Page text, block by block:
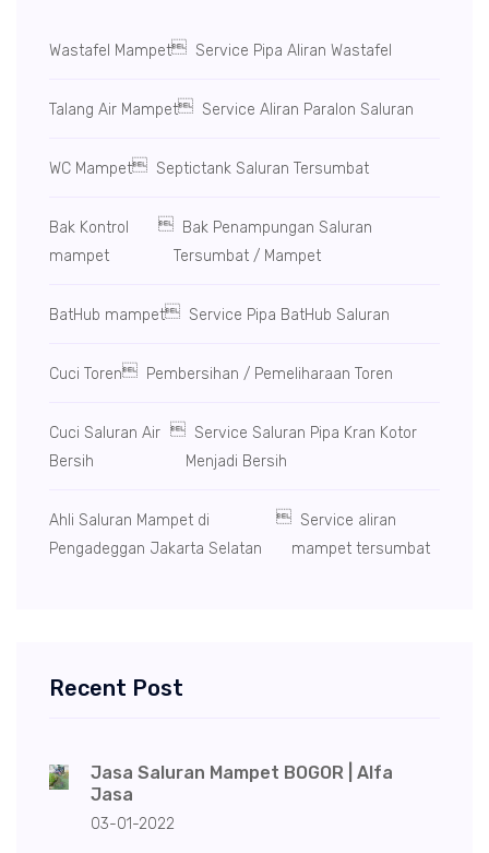
Wastafel Mampet Service Pipa Aliran Wastafel
Talang Air Mampet Service Aliran Paralon Saluran
WC Mampet Septictank Saluran Tersumbat
Bak Kontrol
mampet
 Bak Penampungan Saluran
Tersumbat / Mampet
BatHub mampet Service Pipa BatHub Saluran
Cuci Toren Pembersihan / Pemeliharaan Toren
Cuci Saluran Air
Bersih
Service Saluran Pipa Kran Kotor
Menjadi Bersih
Ahli Saluran Mampet di
Pengadeggan Jakarta Selatan
Service aliran
mampet tersumbat
Recent Post
Jasa Saluran Mampet BOGOR | Alfa
Jasa
03-01-2022